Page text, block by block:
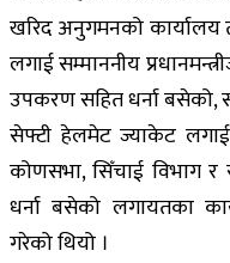
खरिद अनुगमनको कार्यालय
लगाई सम्माननीय
उपकरण सहित धर्ना बसेको,
सेफ्टी हेलमेट ज्याकेट लगाई
कोणसभा, सिँचाई विभाग र
धर्ना बसेको लगायतका
गरेको थियो ।